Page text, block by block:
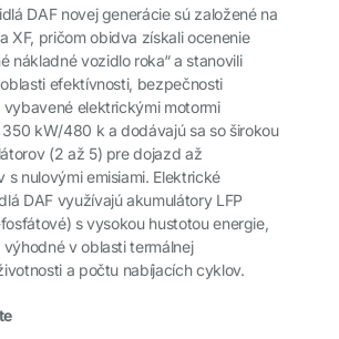
DAF novej generácie sú založené na
XF, pričom obidva získali ocenenie
nákladné vozidlo roka“ a stanovili
efektívnosti, bezpečnosti
vybavené elektrickými motormi
kW/480 k a dodávajú sa so širokou
(2 až 5) pre dojazd až
s nulovými emisiami. Elektrické
DAF využívajú akumulátory LFP
s vysokou hustotou energie,
v oblasti termálnej
a počtu nabíjacích cyklov.